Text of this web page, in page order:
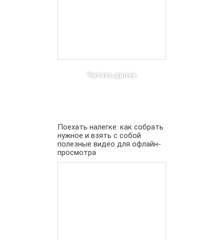
Читать далее
Поехать налегке: как собрать
нужное и взять с собой
полезные видео для офлайн-
просмотра